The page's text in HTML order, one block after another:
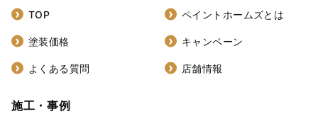
TOP ペイントホームズとは
塗装価格 キャンペーン
よくある質問 店舗情報
施工・事例